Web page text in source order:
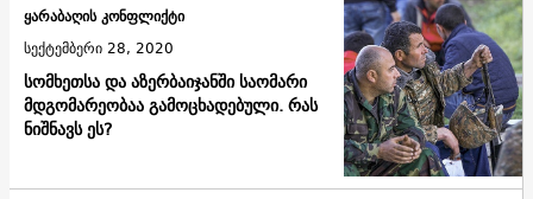
სომხეთსა და აზერბაიჯანში საომარი
მდგომარეობაა გამოცხადებული. რას
ნიშნავს ეს?
ყარაბაღის კონფლიქტი
სექტემბერი 28, 2020